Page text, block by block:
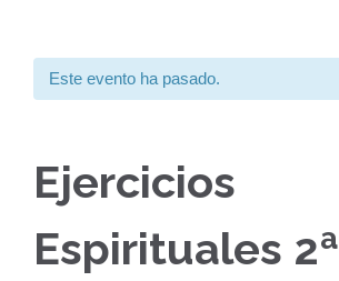
Este evento ha pasado.
Ejercicios
Espirituales 2ª